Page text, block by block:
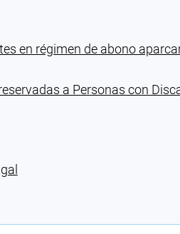
en régimen de abono
a Personas con